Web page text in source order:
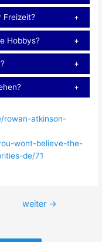
Freizeit?
Hobbys?
rowan-atkinson-
wont-believe-the-
de/71
weiter →